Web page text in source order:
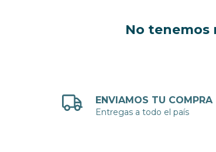
No
ENVIAMOS TU COMPRA
Entregas a todo el país